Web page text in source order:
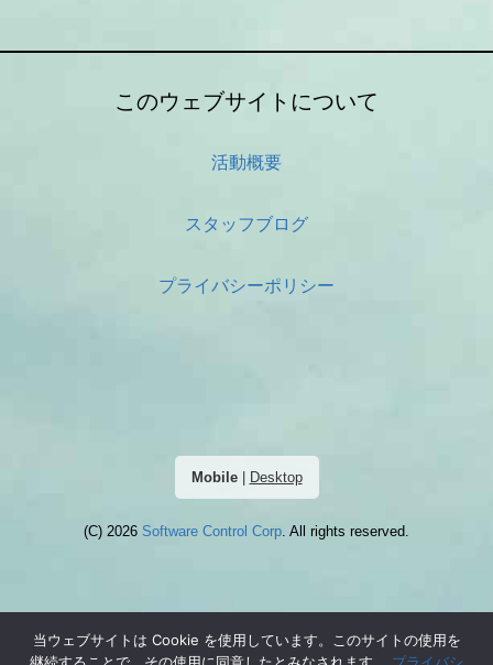
このウェブサイトについて
活動概要
スタッフブログ
プライバシーポリシー
Mobile| Desktop
(C) 2026 Software Control Corp. All rights reserved.
当ウェブサイトは Cookie を使用しています。このサイトの使用を